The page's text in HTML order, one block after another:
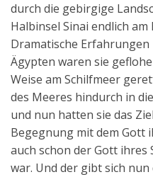
durch die gebirgige
Halbinsel Sinai endlich
Dramatische
Ägypten waren sie
Weise am Schilfmeer
des Meeres hindurch in
und nun hatten sie das
Begegnung mit dem Gott
auch schon der Gott ihres
war. Und der gibt sich